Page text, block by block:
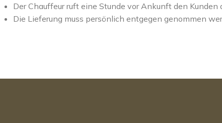
Der Chauffeur ruft eine Stunde vor Ankunft den Kunden
Die Lieferung muss persönlich entgegen genommen